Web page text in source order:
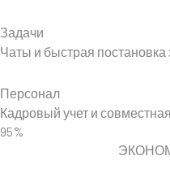
Задачи
Чаты и быстрая постановка
Персонал
Кадровый учет и
95%